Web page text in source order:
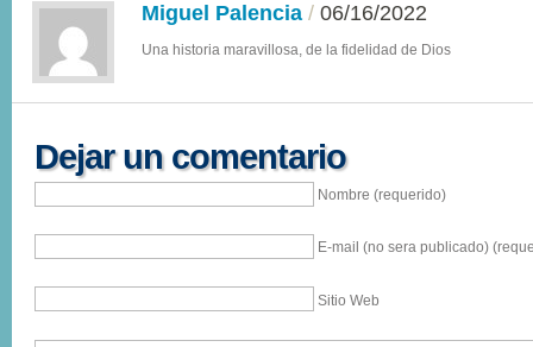
Miguel Palencia / 06/16/2022
Una historia maravillosa, de la fidelidad de Dios
Dejar un comentario
Nombre (requerido)
E-mail (no sera publicado)
Sitio Web